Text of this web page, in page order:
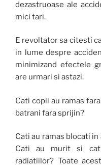
dezastruoase ale
mici tari.
E revoltator sa citesti
in lume despre
minimizand efectele
are urmari si astazi.
Cati copii au ramas
batrani fara sprijin?
Cati au ramas blocati
Cati au murit si
radiatiilor? Toate